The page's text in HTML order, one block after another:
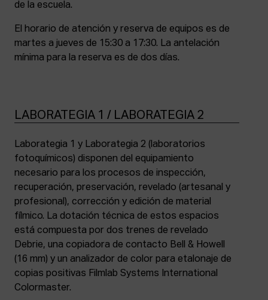
de la escuela.
El horario de atención y reserva de equipos es de
martes a jueves de 15:30 a 17:30. La antelación
mínima para la reserva es de dos días.
LABORATEGIA 1 / LABORATEGIA 2
Laborategia 1 y Laborategia 2 (laboratorios
fotoquímicos) disponen del equipamiento
necesario para los procesos de inspección,
recuperación, preservación, revelado (artesanal y
profesional), corrección y edición de material
fílmico. La dotación técnica de estos espacios
está compuesta por dos trenes de revelado
Debrie, una copiadora de contacto Bell & Howell
(16 mm) y un analizador de color para etalonaje de
copias positivas Filmlab Systems International
Colormaster.